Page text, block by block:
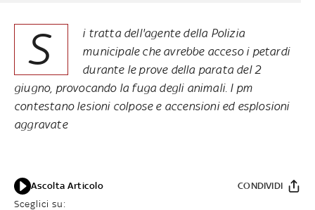
S
i tratta dell'agente della Polizia
municipale che avrebbe acceso i petardi
durante le prove della parata del 2
giugno, provocando la fuga degli animali. I pm
contestano lesioni colpose e accensioni ed esplosioni
aggravate
Ascolta Articolo
Sceglici su:
CONDIVIDI